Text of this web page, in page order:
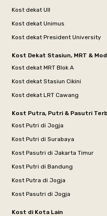
Kost dekat UII
Kost dekat Unimus
Kost dekat President University
Kost Dekat Stasiun, MRT &
Kost dekat MRT Blok A
Kost dekat Stasiun Cikini
Kost dekat LRT Cawang
Kost Putra, Putri & Pasutri
Kost Putri di Jogja
Kost Putri di Surabaya
Kost Pasutri di Jakarta Timur
Kost Putri di Bandung
Kost Putra di Jogja
Kost Pasutri di Jogja
Kost di Kota Lain